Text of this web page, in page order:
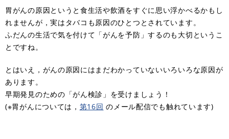
胃がんの原因というと食生活や飲酒をすぐに思い浮かべるかもし
れませんが，実はタバコも原因のひとつとされています。
ふだんの生活で気を付けて「がんを予防」するのも大切というこ
とですね。
とはいえ，がんの原因にはまだわかっていないいろいろな原因が
あります。
早期発見のための「がん検診」を受けましょう！
(※胃がんについては， 第16回 のメール配信でも触れています)